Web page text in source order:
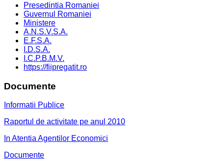
Presedintia Romaniei
Guvernul Romaniei
Ministere
A.N.S.V.S.A.
E.F.S.A.
I.D.S.A.
I.C.P.B.M.V.
https://fiipregatit.ro
Documente
Informatii Publice
Raportul de activitate pe anul 2010
In Atentia Agentilor Economici
Documente